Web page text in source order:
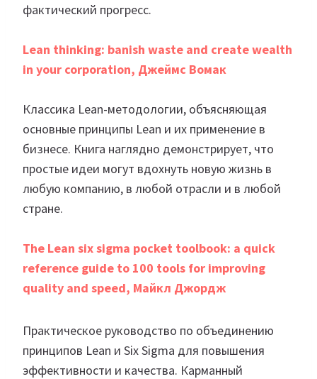
фактический прогресс.
Lean thinking: banish waste and create wealth
in your corporation, Джеймс Вомак
Классика Lean-методологии, объясняющая
основные принципы Lean и их применение в
бизнесе. Книга наглядно демонстрирует, что
простые идеи могут вдохнуть новую жизнь в
любую компанию, в любой отрасли и в любой
стране.
The Lean six sigma pocket toolbook: a quick
reference guide to 100 tools for improving
quality and speed, Майкл Джордж
Практическое руководство по объединению
принципов Lean и Six Sigma для повышения
эффективности и качества. Карманный